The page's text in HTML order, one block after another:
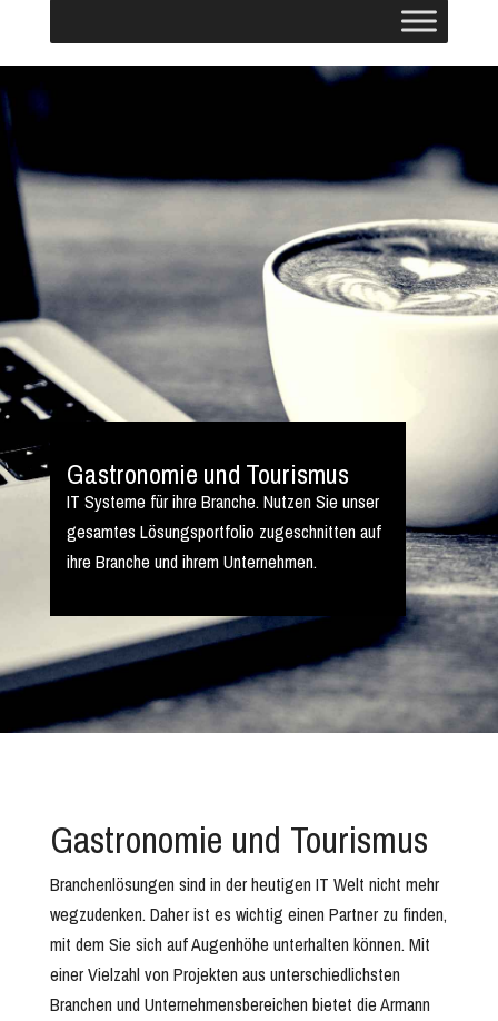
Gastronomie und Tourismus
IT Systeme für ihre Branche. Nutzen Sie unser
gesamtes Lösungsportfolio zugeschnitten auf
ihre Branche und ihrem Unternehmen.
Gastronomie und Tourismus
Branchenlösungen sind in der heutigen IT Welt nicht mehr
wegzudenken. Daher ist es wichtig einen Partner zu finden,
mit dem Sie sich auf Augenhöhe unterhalten können. Mit
einer Vielzahl von Projekten aus unterschiedlichsten
Branchen und Unternehmensbereichen bietet die Armann